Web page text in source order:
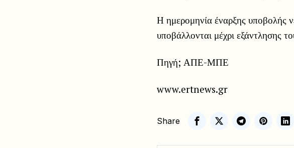
Η ημερομηνία έναρξης υποβολής
υποβάλλονται μέχρι εξάντλησης
Πηγή; ΑΠΕ-ΜΠΕ
www.ertnews.gr
Share